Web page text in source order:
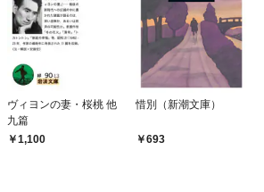
ヴィヨンの妻・桜桃 他
九篇
1,100
惜別（新潮文庫）
693